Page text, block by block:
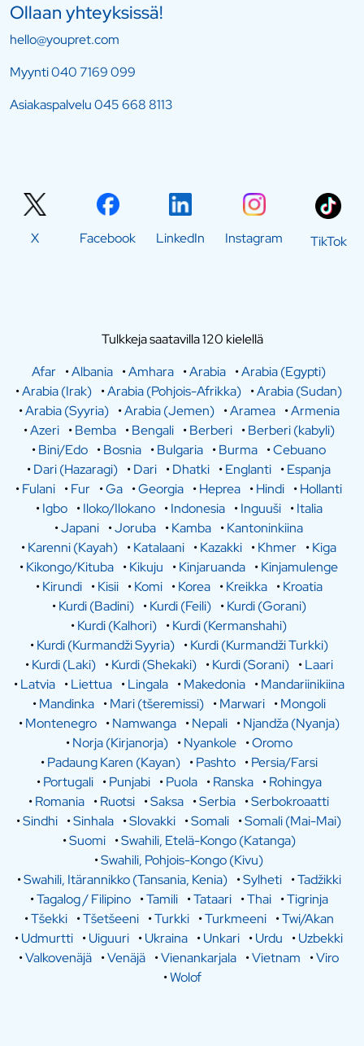
Ollaan yhteyksissä!
hello@youpret.com
Myynti040 7169 099
Asiakaspalvelu045 668 8113
X Facebook LinkedIn Instagram TikTok
Tulkkeja saatavilla 120 kielellä
Afar •Albania •Amhara •Arabia •Arabia (Egypti)
•Arabia (Irak) •Arabia (Pohjois-Afrikka) •Arabia (Sudan)
•Arabia (Syyria) •Arabia (Jemen) •Aramea •Armenia
•Azeri •Bemba •Bengali •Berberi •Berberi (kabyli)
•Bini/Edo •Bosnia •Bulgaria •Burma •Cebuano
•Dari (Hazaragi) •Dari •Dhatki •Englanti •Espanja
•Fulani •Fur •Ga •Georgia •Heprea •Hindi •Hollanti
•Igbo •Iloko/Ilokano •Indonesia •Inguuši •Italia
•Japani •Joruba •Kamba •Kantoninkiina
•Karenni (Kayah) •Katalaani •Kazakki •Khmer •Kiga
•Kikongo/Kituba •Kikuju •Kinjaruanda •Kinjamulenge
•Kirundi •Kisii •Komi •Korea •Kreikka •Kroatia
•Kurdi (Badini) •Kurdi (Feili) •Kurdi (Gorani)
•Kurdi (Kalhori) •Kurdi (Kermanshahi)
•Kurdi (Kurmandži Syyria) •Kurdi (Kurmandži Turkki)
•Kurdi (Laki) •Kurdi (Shekaki) •Kurdi (Sorani) •Laari
•Latvia •Liettua •Lingala •Makedonia •Mandariinikiina
•Mandinka •Mari (tšeremissi) •Marwari •Mongoli
•Montenegro •Namwanga •Nepali •Njandža (Nyanja)
•Norja (Kirjanorja) •Nyankole •Oromo
•Padaung Karen (Kayan) •Pashto •Persia/Farsi
•Portugali •Punjabi •Puola •Ranska •Rohingya
•Romania •Ruotsi •Saksa •Serbia •Serbokroaatti
•Sindhi •Sinhala •Slovakki •Somali •Somali (Mai-Mai)
•Suomi •Swahili, Etelä-Kongo (Katanga)
•Swahili, Pohjois-Kongo (Kivu)
•Swahili, Itärannikko (Tansania, Kenia) •Sylheti •Tadžikki
•Tagalog / Filipino •Tamili •Tataari •Thai •Tigrinja
•Tšekki •Tšetšeeni •Turkki •Turkmeeni •Twi/Akan
•Udmurtti •Uiguuri •Ukraina •Unkari •Urdu •Uzbekki
•Valkovenäjä •Venäjä •Vienankarjala •Vietnam •Viro
•Wolof